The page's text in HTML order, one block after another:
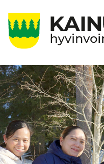
pääsisältöön
Sote
Menu
Asiakkaille